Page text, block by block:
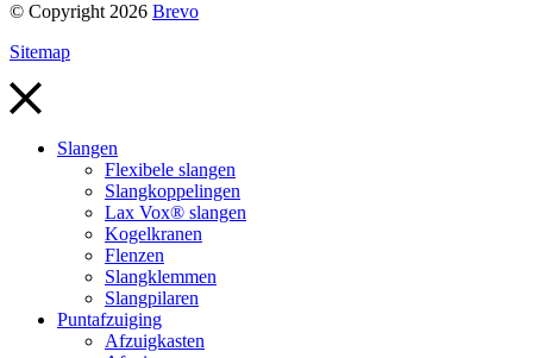
© Copyright 2026 Brevo
Sitemap
Slangen
Flexibele slangen
Slangkoppelingen
Lax Vox® slangen
Kogelkranen
Flenzen
Slangklemmen
Slangpilaren
Puntafzuiging
Afzuigkasten